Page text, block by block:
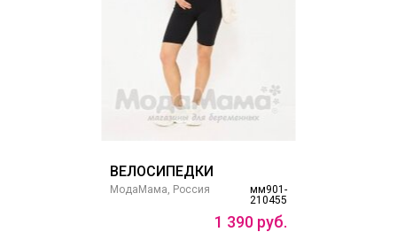
ВЕЛОСИПЕДКИ
мм901-
210455
МодаМама, Россия
1 390 руб.